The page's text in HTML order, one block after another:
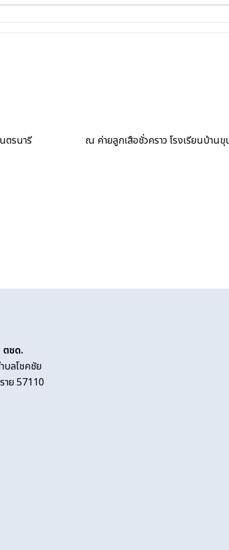
สือ-เนตรนารี ณ ค่ายลูกเสือชั่วคราว โรงเรียนบ้านขุ
ตชด.
บลโชคชัย
าย 57110